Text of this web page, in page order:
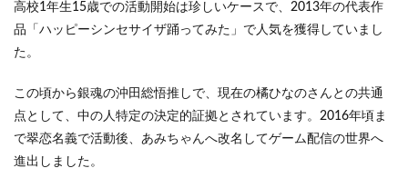
同じ
好き
3.3
活動
のタ
高校1年生15歳での活動開始は珍しいケースで、2013年の代表作
品「ハッピーシンセサイザ踊ってみた」で人気を獲得していまし
た。
この頃から銀魂の沖田総悟推しで、現在の橘ひなのさんとの共通
点として、中の人特定の決定的証拠とされています。2016年頃ま
で翠恋名義で活動後、あみちゃんへ改名してゲーム配信の世界へ
進出しました。